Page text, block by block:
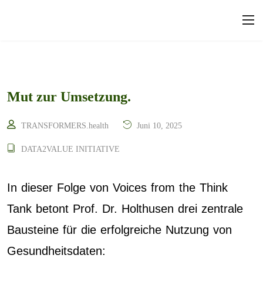
Mut zur Umsetzung.
TRANSFORMERS.health Juni 10, 2025
DATA2VALUE INITIATIVE
In dieser Folge von Voices from the Think
Tank betont Prof. Dr. Holthusen drei zentrale
Bausteine für die erfolgreiche Nutzung von
Gesundheitsdaten: